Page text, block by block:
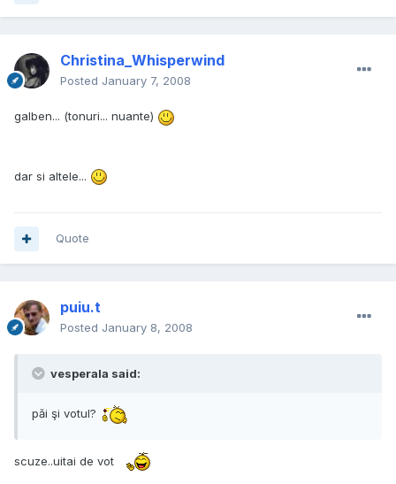
Christina_Whisperwind
Posted January 7, 2008
galben... (tonuri... nuante)
dar si altele...
Quote
puiu.t
Posted January 8, 2008
vesperala said:
păi şi votul?
scuze..uitai de vot